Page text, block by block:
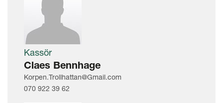
Kassör
Claes Bennhage
Korpen.Trollhattan@Gmail.com
070 922 39 62